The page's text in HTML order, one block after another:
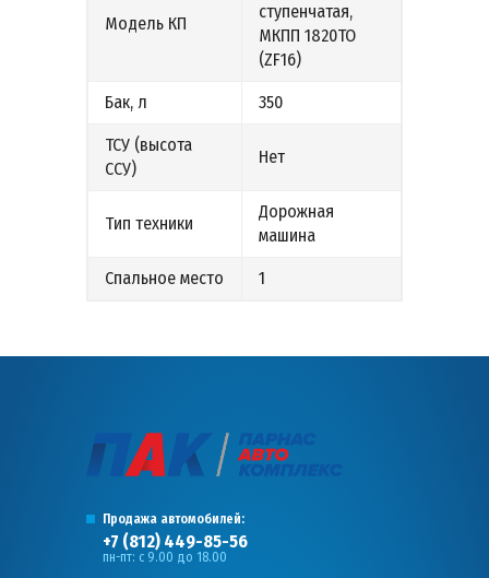
Модель КП
ступенчатая,
МКПП 1820ТО
(ZF16)
Бак, л 350
ТСУ (высота
ССУ)
Нет
Тип техники
Дорожная
машина
Спальное место 1
Продажа автомобилей:
+7 (812) 449-85-56
пн-пт: с 9.00 до 18.00